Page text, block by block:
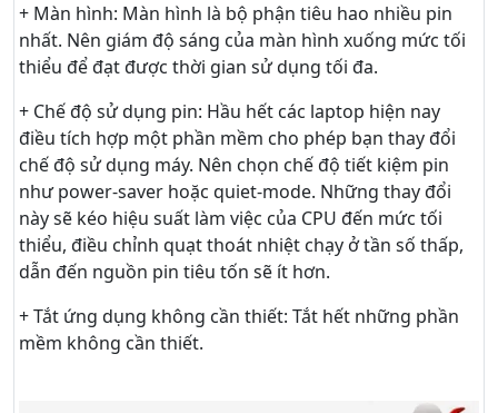
+ Màn hình: Màn hình là bộ phận tiêu hao nhiều pin
nhất. Nên giám độ sáng của màn hình xuống mức tối
thiểu để đạt được thời gian sử dụng tối đa.
+ Chế độ sử dụng pin: Hầu hết các laptop hiện nay
điều tích hợp một phần mềm cho phép bạn thay đổi
chế độ sử dụng máy. Nên chọn chế độ tiết kiệm pin
như power-saver hoặc quiet-mode. Những thay đổi
này sẽ kéo hiệu suất làm việc của CPU đến mức tối
thiểu, điều chỉnh quạt thoát nhiệt chạy ở tần số thấp,
dẫn đến nguồn pin tiêu tốn sẽ ít hơn.
+ Tắt ứng dụng không cần thiết: Tắt hết những phần
mềm không cần thiết.